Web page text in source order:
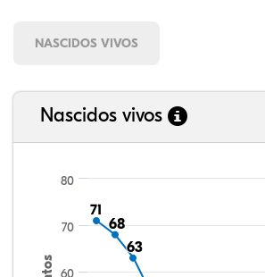
NASCIDOS VIVOS
Nascidos vivos
71
71
68
68
63
63
60
70
80